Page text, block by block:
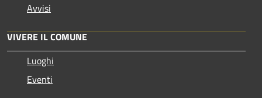
Avvisi
VIVERE IL COMUNE
Luoghi
Eventi